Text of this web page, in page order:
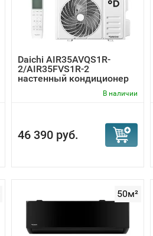
Daichi AIR35AVQS1R-
2/AIR35FVS1R-2
настенный кондиционер
В наличии
46 390 руб.
50м²